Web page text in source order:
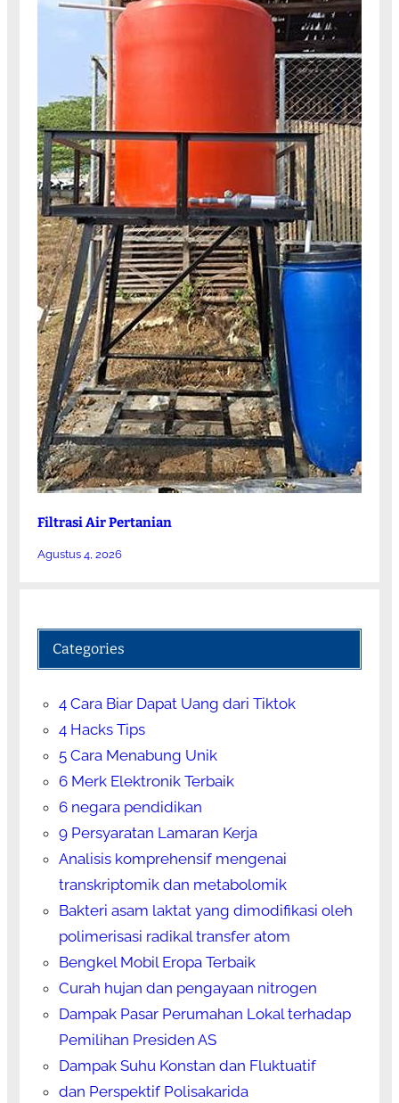
Filtrasi Air Pertanian
Agustus 4, 2026
Categories
4 Cara Biar Dapat Uang dari Tiktok
4 Hacks Tips
5 Cara Menabung Unik
6 Merk Elektronik Terbaik
6 negara pendidikan
9 Persyaratan Lamaran Kerja
Analisis komprehensif mengenai
transkriptomik dan metabolomik
Bakteri asam laktat yang dimodifikasi oleh
polimerisasi radikal transfer atom
Bengkel Mobil Eropa Terbaik
Curah hujan dan pengayaan nitrogen
Dampak Pasar Perumahan Lokal terhadap
Pemilihan Presiden AS
Dampak Suhu Konstan dan Fluktuatif
dan Perspektif Polisakarida